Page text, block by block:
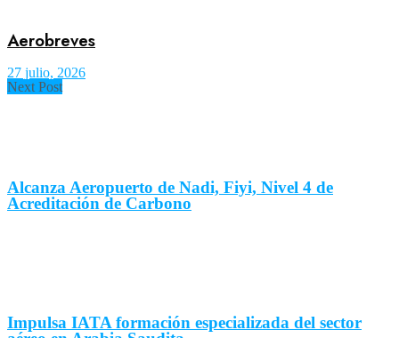
Aerobreves
27 julio, 2026
Next Post
Alcanza Aeropuerto de Nadi, Fiyi, Nivel 4 de
Acreditación de Carbono
Impulsa IATA formación especializada del sector